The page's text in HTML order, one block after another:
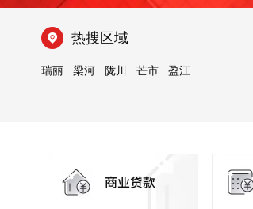
热搜区域
瑞丽 梁河 陇川 芒市 盈江